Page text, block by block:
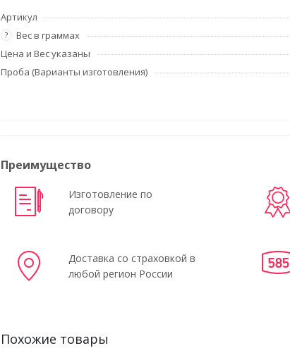
Артикул
? Вес в граммах
Цена и Вес указаны
Проба (Варианты изготовления)
Преимущество
Изготовление по
договору
Доставка со страховкой в
любой регион России
Похожие товары